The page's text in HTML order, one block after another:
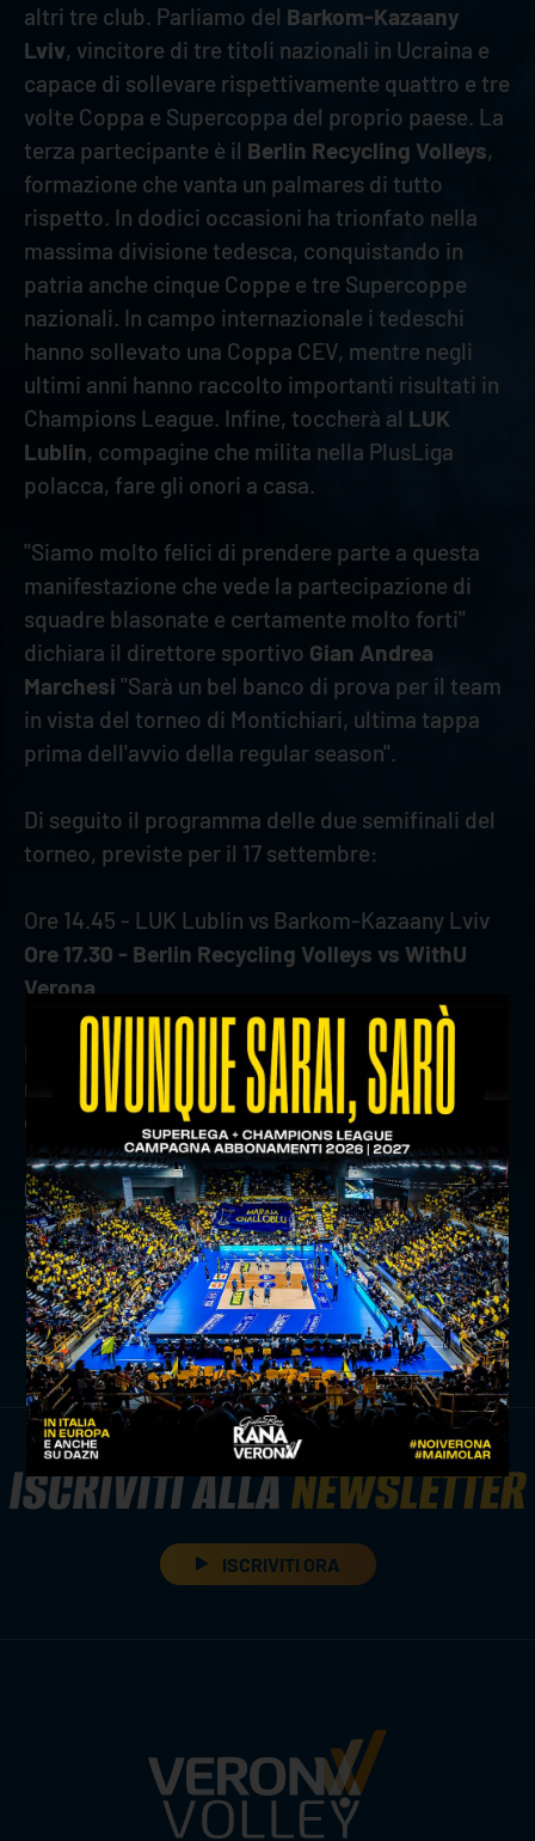
altri tre club. Parliamo del Barkom-Kazaany
Lviv, vincitore di tre titoli nazionali in Ucraina e
capace di sollevare rispettivamente quattro e tre
volte Coppa e Supercoppa del proprio paese. La
terza partecipante è il Berlin Recycling Volleys,
formazione che vanta un palmares di tutto
rispetto. In dodici occasioni ha trionfato nella
massima divisione tedesca, conquistando in
patria anche cinque Coppe e tre Supercoppe
nazionali. In campo internazionale i tedeschi
hanno sollevato una Coppa CEV, mentre negli
ultimi anni hanno raccolto importanti risultati in
Champions League. Infine, toccherà al LUK
Lublin, compagine che milita nella PlusLiga
polacca, fare gli onori a casa.
"Siamo molto felici di prendere parte a questa
manifestazione che vede la partecipazione di
squadre blasonate e certamente molto forti"
dichiara il direttore sportivo Gian Andrea
Marchesi "Sarà un bel banco di prova per il team
in vista del torneo di Montichiari, ultima tappa
prima dell'avvio della regular season".
Di seguito il programma delle due semifinali del
torneo, previste per il 17 settembre:
Ore 14.45 - LUK Lublin vs Barkom-Kazaany Lviv
Ore 17.30 - Berlin Recycling Volleys vs WithU
Verona
Le premesse sono ottimali affinché la
manifestazione regali uno spettacolo unico e
grandi emozioni a tutti gli appassionati.
precedente:gli appuntamenti di settembre di withu
verona
successivo:si è unito al gruppo anche brendyorfer della
scuola stoytchev-kaziyski
news prima squadra
ISCRIVITI ALLANEWSLETTER
ISCRIVITI ORA